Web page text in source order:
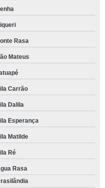
Rasa
Mateus
Carrão
Dalila
Esperança
Matilde
Ré
Rasa